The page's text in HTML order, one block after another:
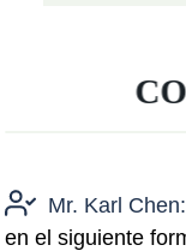
Mr. Karl Chen:
en el siguiente